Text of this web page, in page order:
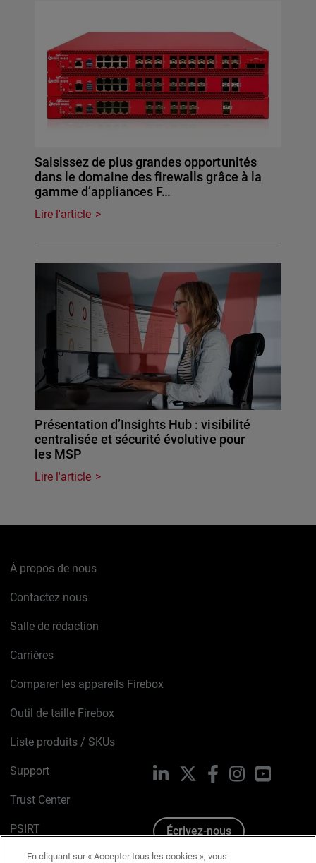
Saisissez de plus grandes opportunités
dans le domaine des firewalls grâce à la
gamme d’appliances F…
Lire l'article
Présentation d’Insights Hub : visibilité
centralisée et sécurité évolutive pour
les MSP
Lire l'article
À propos de nous
Contactez-nous
Salle de rédaction
Carrières
Comparer les appareils Firebox
Outil de taille Firebox
Liste produits / SKUs
Support
Trust Center
PSIRT
Avis sur les cookies
LinkedIn FacebookInstagramYouTube
Écrivez-nous
En cliquant sur « Accepter tous les cookies », vous